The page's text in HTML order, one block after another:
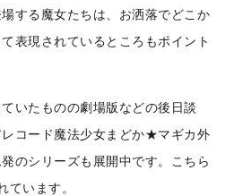
する魔女たちは、お洒落でどこか
表現されているところもポイント
いたものの劇場版などの後日談
コード魔法少女まどか★マギカ外
のシリーズも展開中です。こちら
ています。